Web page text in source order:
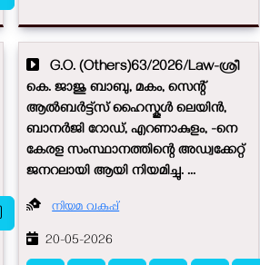
G.O. (Others)63/2026/Law-ശ്രീ
കെ. ജാജു ബാബു, മകം, സെന്റ്
ആൽബർട്ട്സ് ഹൈസ്കൂൾ ലെയിൻ,
ബാനർജി റോഡ്, എറണാകുളം, -നെ
കേരള സംസ്ഥാനത്തിന്റെ അഡ്വക്കേറ്റ്
ജനറലായി ആയി നിയമിച്ചു. ...
നിയമ വകുപ്പ്
20-05-2026